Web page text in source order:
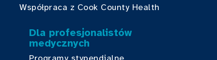
Współpraca z Cook County Health
Dla profesjonalistów
medycznych